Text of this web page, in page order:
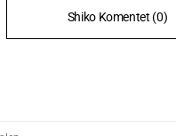
Shiko Komentet (0)